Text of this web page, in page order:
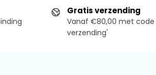
Gratis verzending
Vanaf €80,00 met code
verzending'